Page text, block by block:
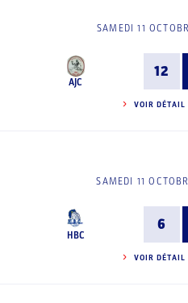
SAMEDI 11
AJC
12
VOIR DÉTAIL
SAMEDI 11
HBC
6
VOIR DÉTAIL